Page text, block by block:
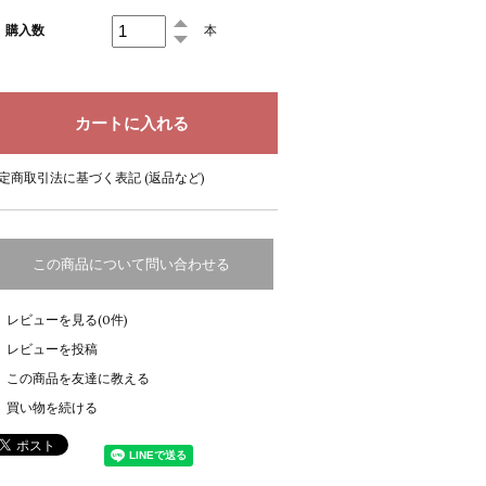
購入数 本
商取引法に基づく表記 (返品など)
この商品について問い合わせる
レビューを見る(0件)
レビューを投稿
この商品を友達に教える
買い物を続ける